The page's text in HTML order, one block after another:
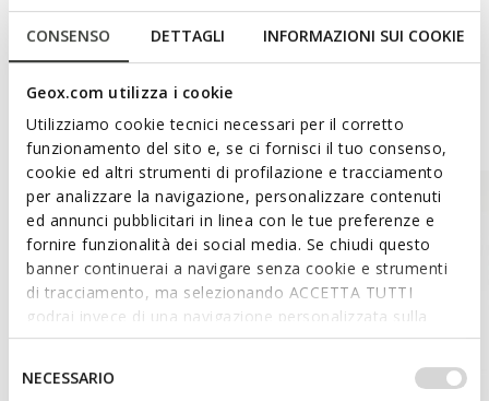
CONSENSO DETTAGLI INFORMAZIONI SUI COOKIE
Geox.com utilizza i cookie
Utilizziamo cookie tecnici necessari per il corretto
funzionamento del sito e, se ci fornisci il tuo consenso,
cookie ed altri strumenti di profilazione e tracciamento
per analizzare la navigazione, personalizzare contenuti
ed annunci pubblicitari in linea con le tue preferenze e
fornire funzionalità dei social media. Se chiudi questo
banner continuerai a navigare senza cookie e strumenti
di tracciamento, ma selezionando ACCETTA TUTTI
godrai invece di una navigazione personalizzata sulla
base dei tuoi gusti ed interessi. Selezionando
IMPOSTAZIONI potrai anche scegliere quali cookies ed
altri strumenti di tracciamento autorizzare. Per maggiori
NECESSARIO
Materialien
Style Inspiration